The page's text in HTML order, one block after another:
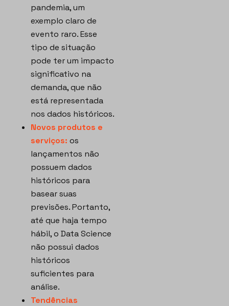
pandemia, um
exemplo claro de
evento raro. Esse
tipo de situação
pode ter um impacto
significativo na
demanda, que não
está representada
nos dados históricos.
Novos produtos e
serviços: os
lançamentos não
possuem dados
históricos para
basear suas
previsões. Portanto,
até que haja tempo
hábil, o Data Science
não possui dados
históricos
suficientes para
análise.
Tendências